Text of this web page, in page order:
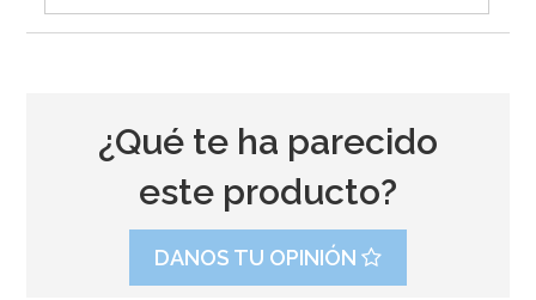
¿Qué te ha parecido
este producto?
DANOS TU OPINIÓN